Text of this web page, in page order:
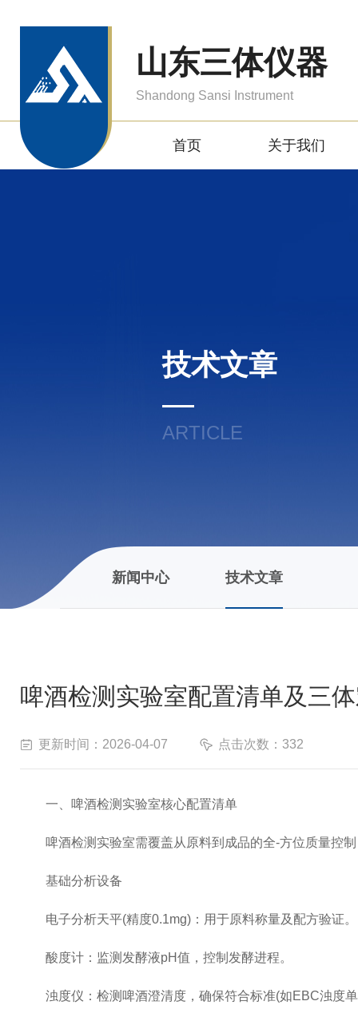
山东三体仪器
Shandong Sansi Instrument
首页 关于我们
技术文章
ARTICLE
新闻中心 技术文章
啤酒检测实验室配置清单及三
更新时间：2026-04-07 点击次数：332
一、啤酒检测实验室核心配置清单
啤酒检测实验室需覆盖从原料到成品的全-方位质量控制
基础分析设备
电子分析天平(精度0.1mg)：用于原料称量及配方验证。
酸度计：监测发酵液pH值，控制发酵进程。
浊度仪：检测啤酒澄清度，确保符合标准(如EBC浊度